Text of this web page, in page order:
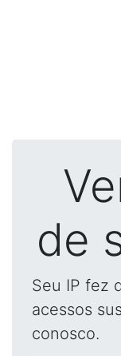
de
Seu IP fez
acessos
conosco.